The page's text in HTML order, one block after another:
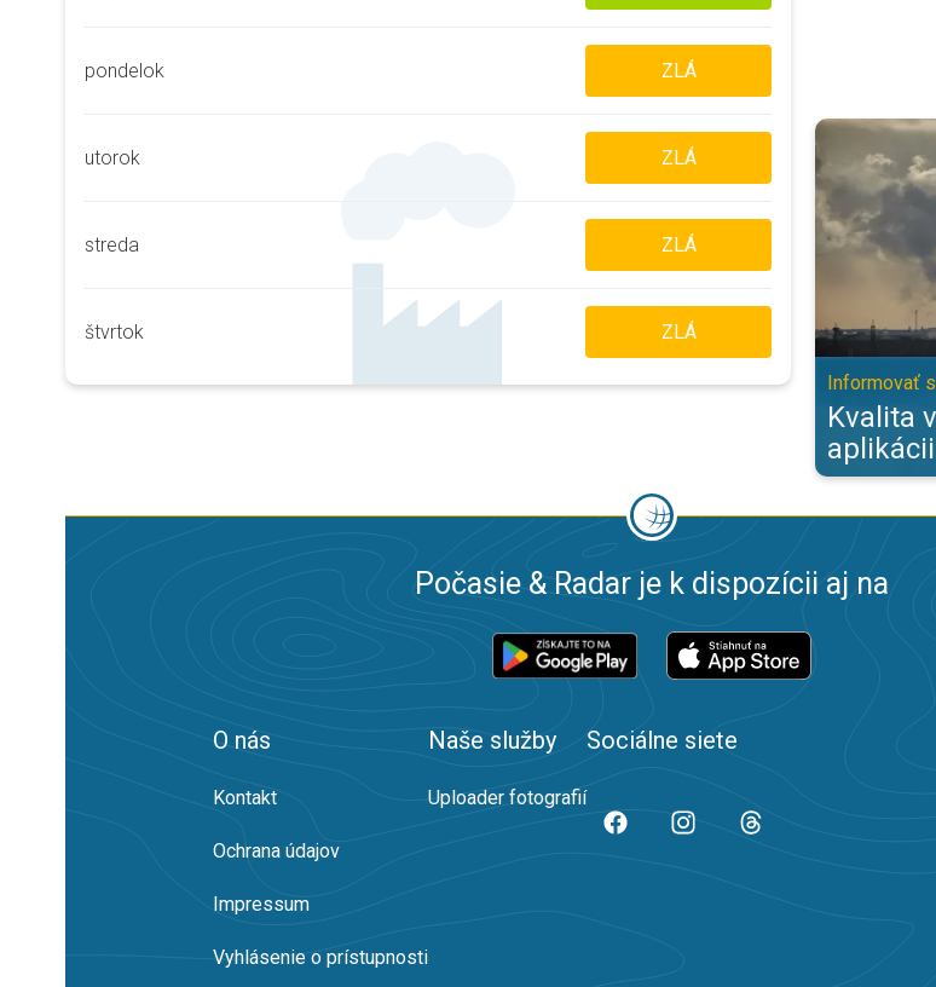
pondelok ZLÁ
utorok ZLÁ
streda ZLÁ
štvrtok ZLÁ
Kvalita
Informovať
Kvalita
aplikácii
Počasie & Radar je k dispozícii aj na
O nás
Kontakt
Ochrana údajov
Impressum
Vyhlásenie o prístupnosti
Naše služby
Uploader fotografií
Sociálne siete